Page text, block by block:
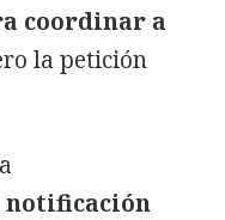
coordinar a
la petición
notificación